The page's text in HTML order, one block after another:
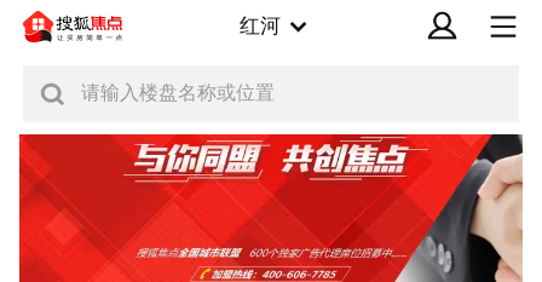
红河
请输入楼盘名称或位置